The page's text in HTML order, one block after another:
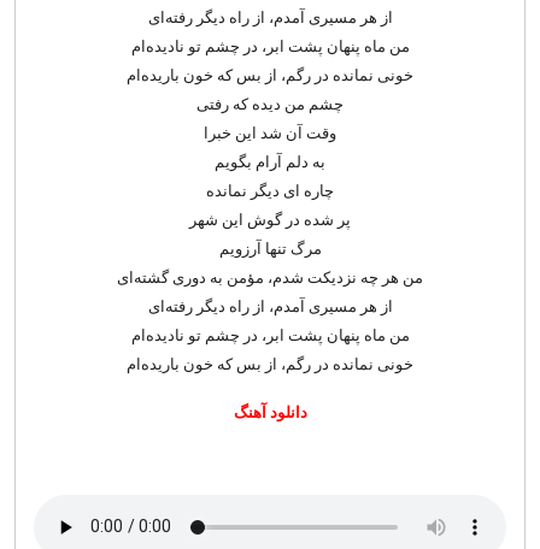
از هر مسیری آمدم، از راه دیگر رفته‌ای
من ماه پنهان پشت ابر، در چشم تو نادیده‌ام
خونی نمانده در رگم، از بس که خون باریده‌ام
چشم من دیده که رفتی
وقت آن شد این خبرا
به دلم آرام بگویم
چاره ای دیگر نمانده
پر شده در گوش این شهر
مرگ تنها آرزویم
من هر چه نزدیکت شدم، مؤمن به دوری گشته‌ای
از هر مسیری آمدم، از راه دیگر رفته‌ای
من ماه پنهان پشت ابر، در چشم تو نادیده‌ام
خونی نمانده در رگم، از بس که خون باریده‌ام
دانلود آهنگ